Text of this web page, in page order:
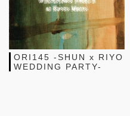
ORI145 -SHUN x RIYO
WEDDING PARTY-